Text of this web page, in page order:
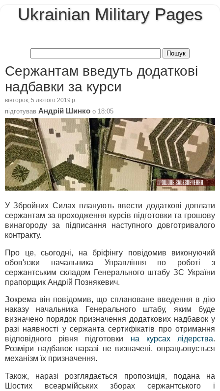
Ukrainian Military Pages
Сержантам введуть додаткові
надбавки за курси
вівторок, 5 лютого 2019 р.
підготував Андрій Шинко о 18:05
У Збройних Силах планують ввести додаткові доплати
сержантам за проходження курсів підготовки та грошову
винагороду за підписання наступного довготривалого
контракту.
Про це, сьогодні, на бріфінгу повідомив виконуючий
обов'язки начальника Управління по роботі з
сержантським складом Генерального штабу ЗС України
прапорщик Андрій Познякевич.
Зокрема він повідомив, що сплановане введення в дію
наказу начальника Генерального штабу, яким буде
визначено порядок призначення додаткових надбавок у
разі наявності у сержанта сертифікатів про отримання
відповідного рівня підготовки на курсах лідерства.
Розміри надбавок наразі не визначені, опрацьовується
механізм їх призначення.
Також, наразі розглядається пропозиція, подана на
Шостих всеармійських зборах сержантського і